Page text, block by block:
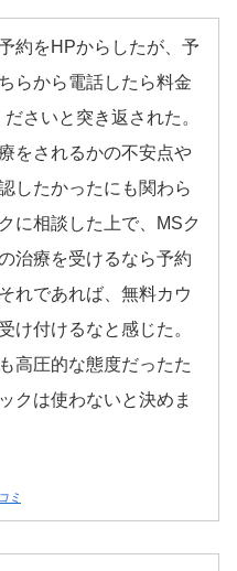
約をHPからしたが、予
らから電話したら料金
さいと突き返された。
をされるかの不安点や
したかったにも関わら
に相談した上で、MSク
治療を受けるなら予約
れであれば、無料カウ
け付けるなと感じた。
高圧的な態度だったた
クは使わないと決めま
ミ